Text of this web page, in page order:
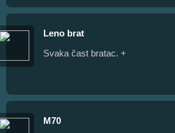
Leno brat
Svaka čast bratac. +
M70